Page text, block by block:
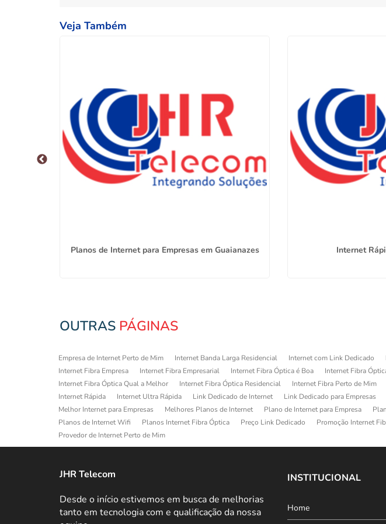
Veja Também
Planos de Internet para Empresas em Guaianazes Internet
OUTRAS PÁGINAS
Empresa de Internet Perto de Mim Internet Banda Larga Residencial Internet com Link Dedicado
Internet Fibra Empresa
Internet Fibra Empresarial Internet Fibra Óptica é Boa Internet Fibra
Internet Fibra Óptica Qual a Melhor
Internet Fibra Óptica Residencial Internet Fibra Perto de Mim
Internet Rápida
Internet Ultra Rápida Link Dedicado de Internet Link Dedicado para Empresas
Melhor Internet para Empresas
Melhores Planos de Internet Plano de Internet para Empresa
Planos de Internet Wifi
Planos Internet Fibra Óptica Preço Link Dedicado Promoção Internet
Provedor de Internet Perto de Mim
JHR Telecom
Desde o início estivemos em busca de melhorias
tanto em tecnologia com e qualificação da nossa
INSTITUCIONAL
Home